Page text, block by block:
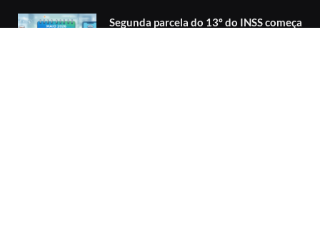
Segunda parcela do 13º do INSS começa